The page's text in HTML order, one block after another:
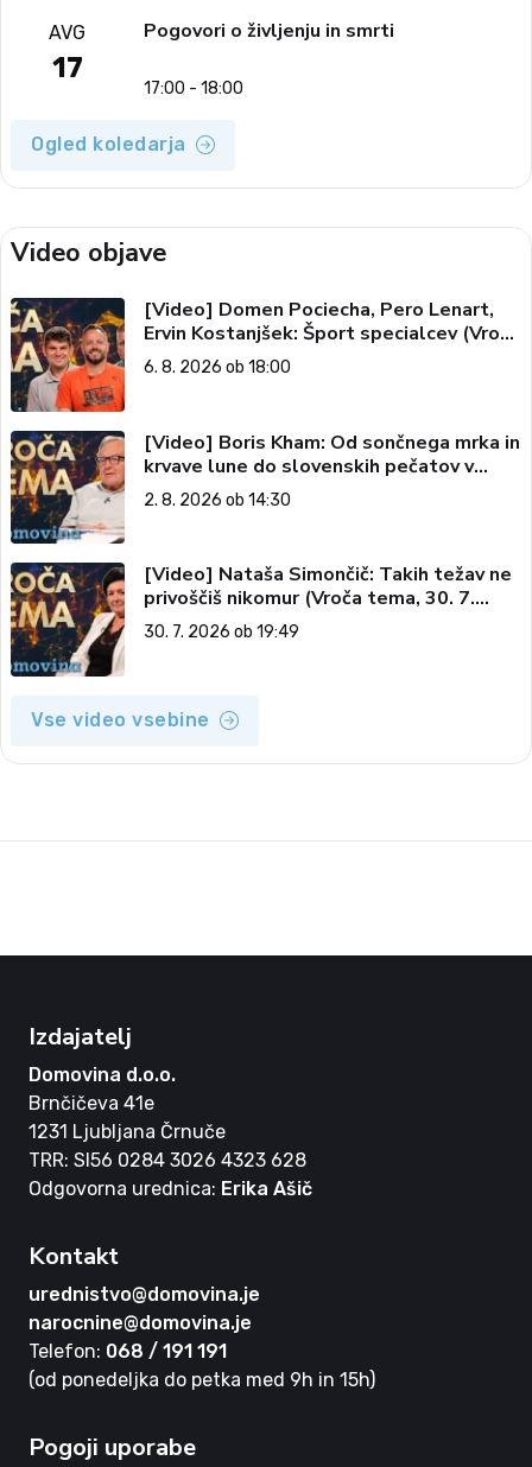
AVG
17
Pogovori o življenju in smrti
17:00 - 18:00
Ogled koledarja
Video objave
[Video] Domen Pociecha, Pero Lenart,
Ervin Kostanjšek: Šport specialcev (Vroča
tema, 6. 8. 2026)
6. 8. 2026 ob 18:00
[Video] Boris Kham: Od sončnega mrka in
krvave lune do slovenskih pečatov v
vesolju (Vroča tema, 2. 8. 2026)
2. 8. 2026 ob 14:30
[Video] Nataša Simončič: Takih težav ne
privoščiš nikomur (Vroča tema, 30. 7.
2026)
30. 7. 2026 ob 19:49
Vse video vsebine
Izdajatelj
Domovina d.o.o.
Brnčičeva 41e
1231 Ljubljana Črnuče
TRR: SI56 0284 3026 4323 628
Odgovorna urednica: Erika Ašič
Kontakt
urednistvo@domovina.je
narocnine@domovina.je
Telefon: 068 / 191 191
(od ponedeljka do petka med 9h in 15h)
Pogoji uporabe